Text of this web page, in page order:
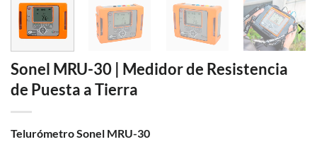
Sonel MRU-30 | Medidor de Resistencia
de Puesta a Tierra
Telurómetro Sonel MRU-30